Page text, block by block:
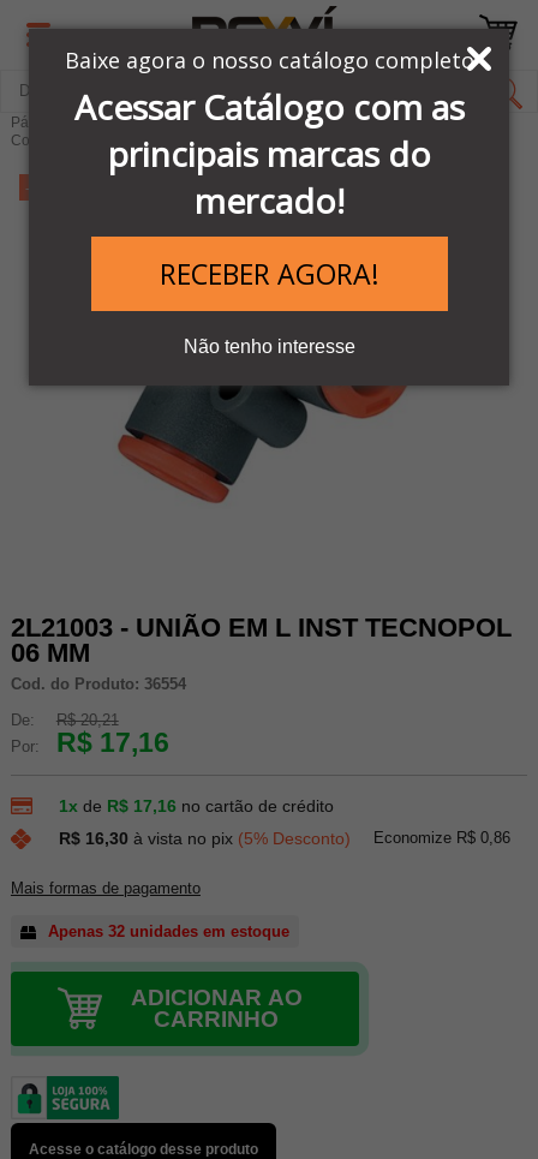
Baixe agora o nosso catálogo completo
Acessar Catálogo com as
principais marcas do
mercado!
RECEBER AGORA!
Não tenho interesse
Página Inicial
LINHA PNEUMÁTICA METAL WORK
Conexões Pneumáticas
-15%
2L21003 - UNIÃO EM L INST TECNOPOL
06 MM
Cod. do Produto: 36554
De:
R$ 20,21
Por:
R$ 17,16
1x de R$ 17,16 no cartão de crédito
R$ 16,30 à vista no pix (5% Desconto) Economize R$ 0,86
Mais formas de pagamento
Apenas 32 unidades em estoque
ADICIONAR AO
CARRINHO
Acesse o catálogo desse produto